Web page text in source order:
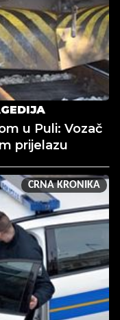
u Puli: Vozač
prijelazu
CRNA KRONIKA